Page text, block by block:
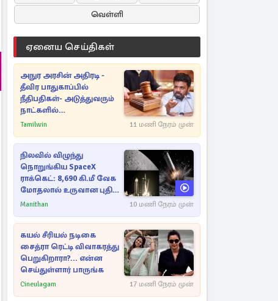
வெள்ளி
ஏனைய செய்திகள்
அநுர அரசின் அதிரடி -
தீவிர பாதுகாப்பில்
நீதிபதிகள்- அடுத்துவரும்
நாட்களில்
அம்பலமாகவுள்ள ரகசியம்
Tamilwin 11 மணி நேரம் முன்
நிலவில் விழுந்து
நொறுங்கிய SpaceX
ராக்கெட்: 8,690 கி.மீ வேக
மோதலால் உருவான புதிய
பள்ளம்!
Manithan 10 மணி நேரம் முன்
கயல் சீரியல் நடிகை
சைத்ரா ரெட்டி விவாகரத்து
பெறுகிறாரா?... என்ன
செய்துள்ளார் பாருங்க
Cineulagam 17 மணி நேரம் முன்